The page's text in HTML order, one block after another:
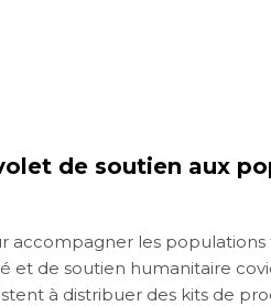
de soutien aux
accompagner les
de soutien humanitaire
à distribuer des kits de